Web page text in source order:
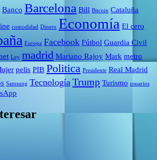
Banco Barcelona Bill Bitcoin Cataluña
comodidad Dinero Economía El cero
Europa Facebook Fútbol Guardia Civil
Ley madrid Mariano Rajoy Mark metro
pelis PIB Politica Presidente Real Madrid
Samsung Tecnología Trump Turismo usuarios